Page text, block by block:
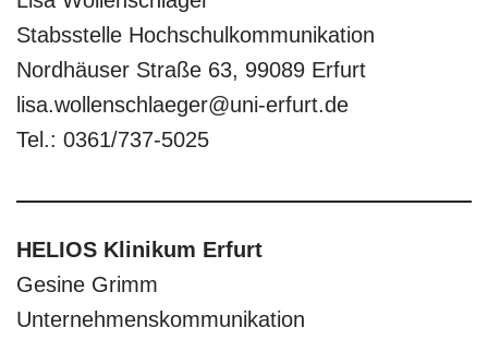
Stabsstelle Hochschulkommunikation
Nordhäuser Straße 63, 99089 Erfurt
lisa.wollenschlaeger@uni-erfurt.de
Tel.: 0361/737-5025
HELIOS Klinikum Erfurt
Gesine Grimm
Unternehmenskommunikation